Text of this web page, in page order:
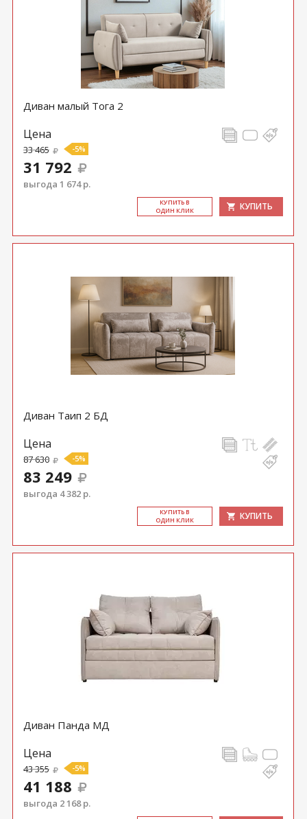
Диван малый Тога 2
Цена
33 465 -5%
31 792
выгода 1 674 р.
КУ­ПИТЬ В
ОДИН КЛИК
КУПИТЬ
Диван Таип 2 БД
Цена
87 630 -5%
83 249
выгода 4 382 р.
КУ­ПИТЬ В
ОДИН КЛИК
КУПИТЬ
Диван Панда МД
Цена
43 355 -5%
41 188
выгода 2 168 р.